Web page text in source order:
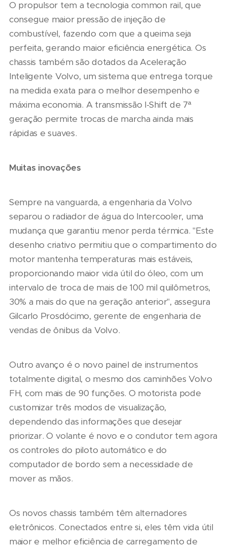
O propulsor tem a tecnologia common rail, que
consegue maior pressão de injeção de
combustível, fazendo com que a queima seja
perfeita, gerando maior eficiência energética. Os
chassis também são dotados da Aceleração
Inteligente Volvo, um sistema que entrega torque
na medida exata para o melhor desempenho e
máxima economia. A transmissão I-Shift de 7ª
geração permite trocas de marcha ainda mais
rápidas e suaves.
Muitas inovações
Sempre na vanguarda, a engenharia da Volvo
separou o radiador de água do Intercooler, uma
mudança que garantiu menor perda térmica. "Este
desenho criativo permitiu que o compartimento do
motor mantenha temperaturas mais estáveis,
proporcionando maior vida útil do óleo, com um
intervalo de troca de mais de 100 mil quilômetros,
30% a mais do que na geração anterior", assegura
Gilcarlo Prosdócimo, gerente de engenharia de
vendas de ônibus da Volvo.
Outro avanço é o novo painel de instrumentos
totalmente digital, o mesmo dos caminhões Volvo
FH, com mais de 90 funções. O motorista pode
customizar três modos de visualização,
dependendo das informações que desejar
priorizar. O volante é novo e o condutor tem agora
os controles do piloto automático e do
computador de bordo sem a necessidade de
mover as mãos.
Os novos chassis também têm alternadores
eletrônicos. Conectados entre si, eles têm vida útil
maior e melhor eficiência de carregamento de